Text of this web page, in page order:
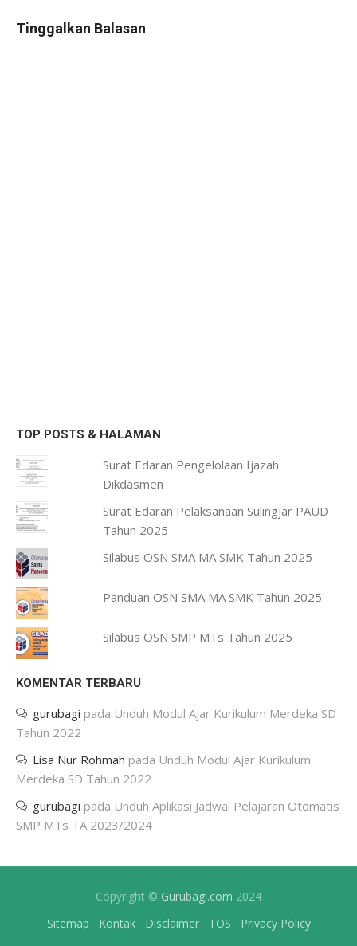
Tinggalkan Balasan
TOP POSTS & HALAMAN
Surat Edaran Pengelolaan Ijazah
Dikdasmen
Surat Edaran Pelaksanaan Sulingjar PAUD
Tahun 2025
Silabus OSN SMA MA SMK Tahun 2025
Panduan OSN SMA MA SMK Tahun 2025
Silabus OSN SMP MTs Tahun 2025
KOMENTAR TERBARU
gurubagi pada Unduh Modul Ajar Kurikulum Merdeka SD
Tahun 2022
Lisa Nur Rohmah pada Unduh Modul Ajar Kurikulum
Merdeka SD Tahun 2022
gurubagi pada Unduh Aplikasi Jadwal Pelajaran Otomatis
SMP MTs TA 2023/2024
Copyright © Gurubagi.com 2024
Sitemap
Kontak Disclaimer TOS Privacy Policy